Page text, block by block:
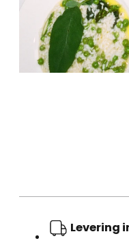
Levering